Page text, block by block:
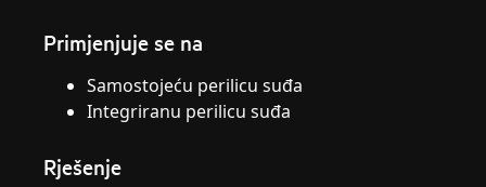
Primjenjuje se na
Samostojeću perilicu suđa
Integriranu perilicu suđa
Rješenje